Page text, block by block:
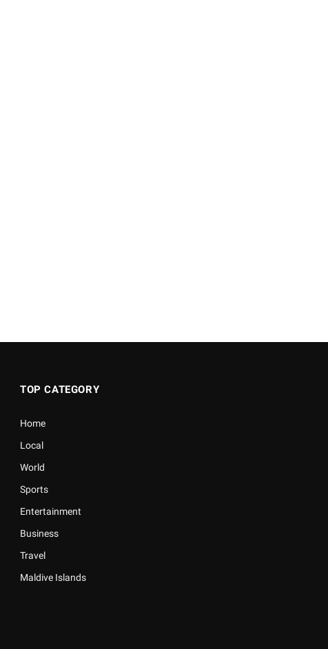
TOP CATEGORY
Home
Local
World
Sports
Entertainment
Business
Travel
Maldive Islands